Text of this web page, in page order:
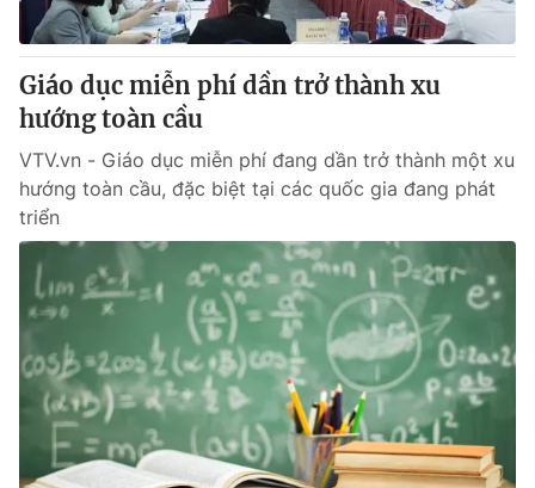
VTV4 Vươn mình bằng AI
VTV9
Liên hệ tòa soạn English
THỜI BÁO VTV
Theo dõi báo trên
Cơ quan chủ quản:
Đài Truyền hình Việt Nam
Cơ quan báo chí:Thời báo VTV
Giáo dục miễn phí dần trở thành xu
hướng toàn cầu
VTV.vn - Giáo dục miễn phí đang dần trở thành một xu
hướng toàn cầu, đặc biệt tại các quốc gia đang phát
triển